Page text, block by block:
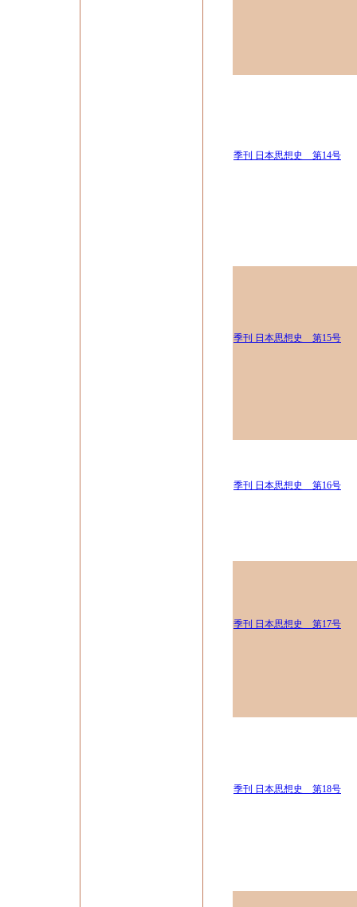
季刊 日本思想史 第14号
季刊 日本思想史 第15号
季刊 日本思想史 第16号
季刊 日本思想史 第17号
季刊 日本思想史 第18号